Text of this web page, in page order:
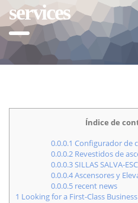
services
Índice de
0.0.0.1 Configurador de
0.0.0.2Revestidos de
0.0.0.3SILLAS SALVA-
0.0.0.4Ascensores y
0.0.0.5recent news
1 Looking for a First-Class